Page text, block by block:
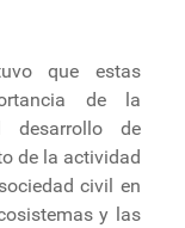
que estas
de la
desarrollo de
de la actividad
civil en
y las